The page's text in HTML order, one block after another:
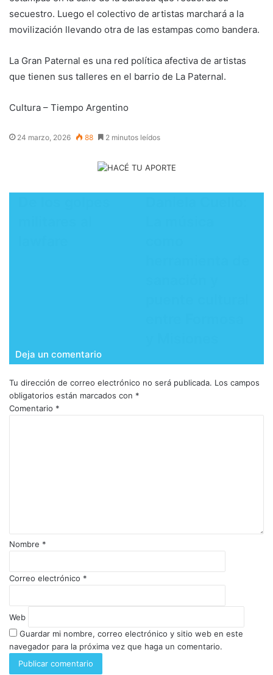
secuestro. Luego el colectivo de artistas marchará a la
movilización llevando otra de las estampas como bandera.
La Gran Paternal es una red política afectiva de artistas
que tienen sus talleres en el barrio de La Paternal.
​Cultura – Tiempo Argentino
24 marzo, 2026 88 2 minutos leídos
Deja un comentario
Tu dirección de correo electrónico no será publicada. Los campos
obligatorios están marcados con *
Comentario *
Nombre *
Correo electrónico *
Web
Guardar mi nombre, correo electrónico y sitio web en este
navegador para la próxima vez que haga un comentario.